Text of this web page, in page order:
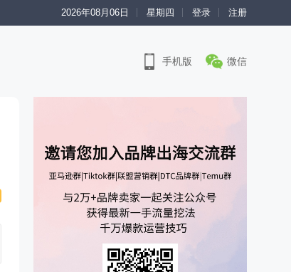
2026年08月06日 星期四 登录 注册
手机版 微信